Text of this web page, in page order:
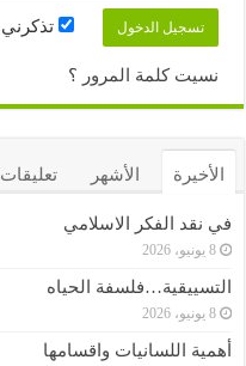
تذكرني
نسيت كلمة المرور ؟
الأخيرة الأشهر تعليقات
في نقد الفكر الاسلامي
8 يونيو، 2026
التسييقية…فلسفة الحياه
8 يونيو، 2026
أهمية اللسانيات واقسامها